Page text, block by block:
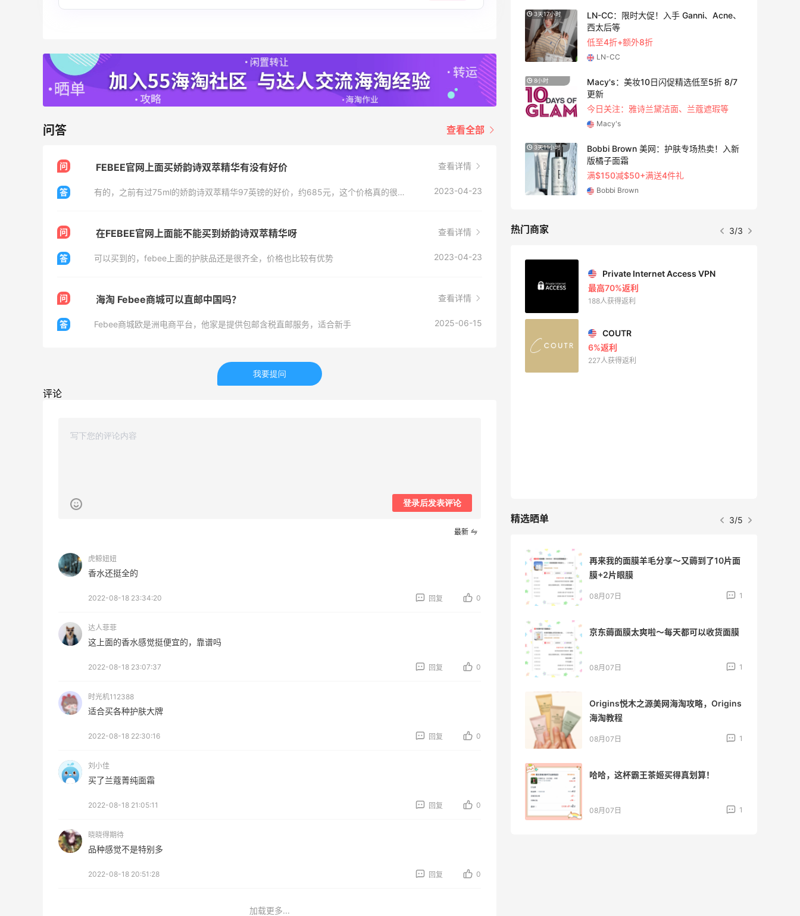
问答 查看全部
问 FEBEE官网上面买娇韵诗双萃精华有没有好价 查看详情
答 有的，之前有过75ml的娇韵诗双萃精华97英镑的好价，约685元，这个价格真的很不错了 2023-04-23
问 在FEBEE官网上面能不能买到娇韵诗双萃精华呀 查看详情
答 可以买到的，febee上面的护肤品还是很齐全，价格也比较有优势 2023-04-23
问 海淘 Febee商城可以直邮中国吗？ 查看详情
答 Febee商城欧是洲电商平台，他家是提供包邮含税直邮服务，适合新手 2025-06-15
我要提问
评论
登录后发表评论
最新
虎鲸妞妞
香水还挺全的
2022-08-18 23:34:20 回复 0
达人菲菲
这上面的香水感觉挺便宜的，靠谱吗
2022-08-18 23:07:37 回复 0
时光机112388
适合买各种护肤大牌
2022-08-18 22:30:16 回复 0
刘小佳
买了兰蔻菁纯面霜
2022-08-18 21:05:11 回复 0
晓晓得期待
品种感觉不是特别多
2022-08-18 20:51:28 回复 0
加载更多...
Bloomingdales
Columbia Sportswear：夏季大促！哥伦
比亚运动热卖
低至6折
Prada、TF 等
满$200享8.5折优惠+部分送好礼
Bloomingdales
2天17小时
iHerb ：88全球好物节！选购日常保健、
健身补剂、护肤洗护等
无门槛7.5折
Macy's
3天17小时
LN-CC：限时大促！入手 Ganni、Acne、
西太后等
低至4折+额外8折
LN-CC
8小时
Macy's：美妆10日闪促精选低至5折 8/7
更新
今日关注：雅诗兰黛洁面、兰蔻遮瑕等
Macy's
3天11小时
Bobbi Brown 美网：护肤专场热卖！入新
版橘子面霜
满$150减$50+满送4件礼
Bobbi Brown
热门商家 3/3
6044人成功下单
Private Internet Access VPN
最高70%返利
188人获得返利
COUTR
6%返利
227人获得返利
精选晒单 3/5
亮亮的发夹再买两个！走了55有额外的返
利到账！
08月07日
贴秋膘啦，今天吃冰煮羊
08月07日
为了这家烧烤，我必然还要再去新疆
08月07日
又去皮爷喝下午茶了，香蕉布朗尼超好吃
08月07日
再来我的面膜羊毛分享～又薅到了10片面
膜+2片眼膜
08月07日 1
京东薅面膜太爽啦～每天都可以收货面膜
08月07日 1
Origins悦木之源美网海淘攻略，Origins
海淘教程
08月07日 1
哈哈，这杯霸王茶姬买得真划算！
08月07日 1